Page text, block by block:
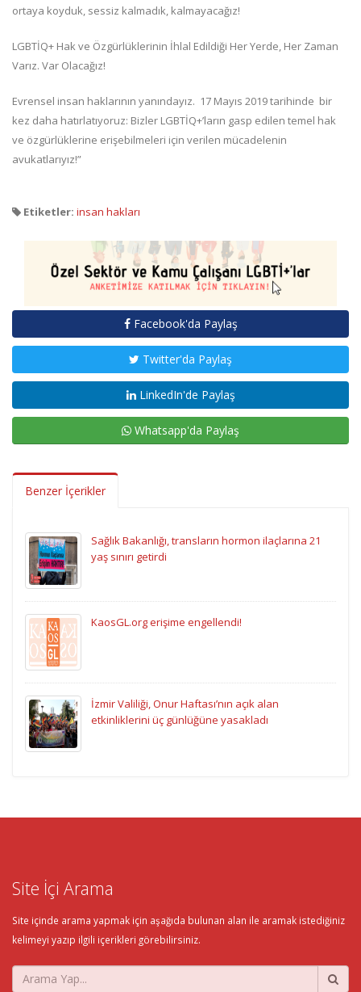
ortaya koyduk, sessiz kalmadık, kalmayacağız!
LGBTİQ+ Hak ve Özgürlüklerinin İhlal Edildiği Her Yerde, Her Zaman
Varız. Var Olacağız!
Evrensel insan haklarının yanındayız. 17 Mayıs 2019 tarihinde bir
kez daha hatırlatıyoruz: Bizler LGBTİQ+’ların gasp edilen temel hak
ve özgürlüklerine erişebilmeleri için verilen mücadelenin
avukatlarıyız!”
Etiketler: insan hakları
Facebook'da Paylaş
Twitter'da Paylaş
LinkedIn'de Paylaş
Whatsapp'da Paylaş
Benzer İçerikler
Sağlık Bakanlığı, transların hormon ilaçlarına 21
yaş sınırı getirdi
KaosGL.org erişime engellendi!
İzmir Valiliği, Onur Haftası’nın açık alan
etkinliklerini üç günlüğüne yasakladı
Site İçi Arama
Site içinde arama yapmak için aşağıda bulunan alan ile aramak istediğiniz
kelimeyi yazıp ilgili içerikleri görebilirsiniz.